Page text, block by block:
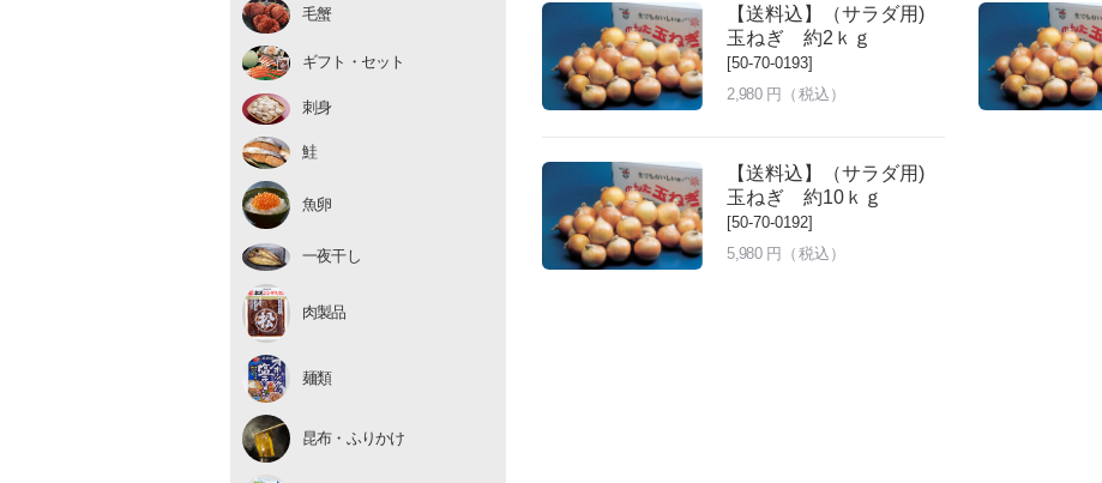
生冷凍 毛蟹
チルド
ギフト・セット
刺身
鮭
魚卵
いくら
たらこ・明太子
数の子
一夜干し
肉製品
麺類
昆布・ふりかけ
【送料込】（サラダ用)
玉ねぎ 約2ｋｇ
[50-70-0193]
2,980 円（税込）
【送料込】（サラダ用)
玉ねぎ 約10ｋｇ
[50-70-0192]
5,980 円（税込）